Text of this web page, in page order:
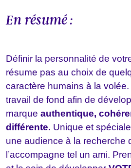
En résumé :
Définir la personnalité de
résume pas au choix de
caractère humains à la volée.
travail de fond afin de
marque authentique,
différente. Unique et
une audience à la recherche
l’accompagne tel un ami.